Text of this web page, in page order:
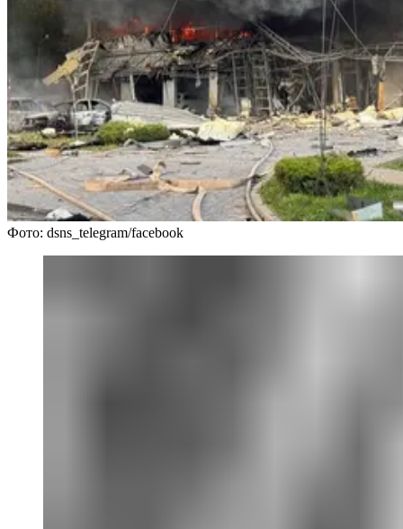
Фото: dsns_telegram/facebook